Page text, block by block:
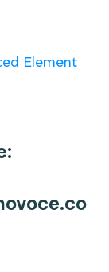
Element